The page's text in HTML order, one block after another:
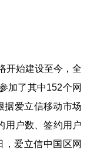
开始建设至今，全
加了其中152个网
据爱立信移动市场
用户数、签约用户
爱立信中国区网